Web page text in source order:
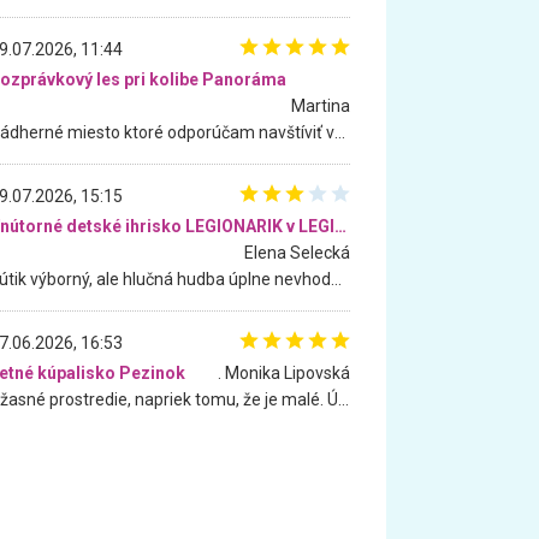
11:44
les pri kolibe Panoráma
Martina
15:15
Vnútorné detské ihrisko LEGIONARIK v LEGIA Fitness
Elena Selecká
16:53
kúpalisko Pezinok
. Monika Lipovská